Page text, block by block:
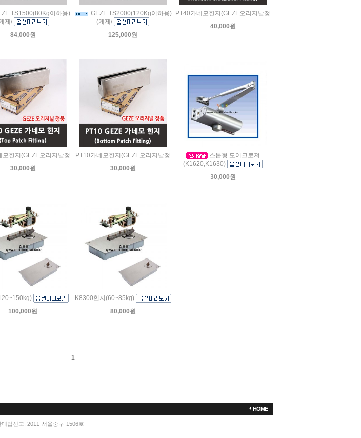
TS1500(80Kg이하용)
제/
84,000원
GEZE TS2000(120Kg이하용)
(게제/
125,000원
PT40가네모힌지(GEZE오리지날정
40,000원
모힌지(GEZE오리지날정
30,000원
PT10가네모힌지(GEZE오리지날정
30,000원
스톱형 도어크로져
(K1620,K1630)
30,000원
100,000원
K8300힌지(60~85kg)
80,000원
1
HOME
매업신고: 2011-서울중구-1506호